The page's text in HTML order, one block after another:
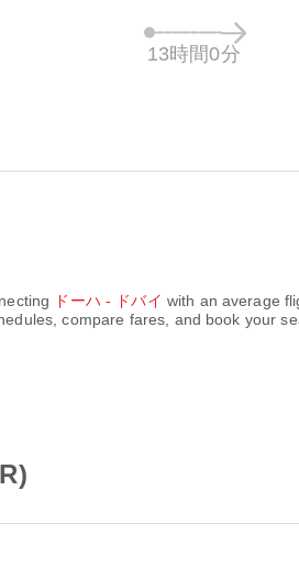
13時間0分
ドーハ - ドバイ with an average
compare fares, and book your